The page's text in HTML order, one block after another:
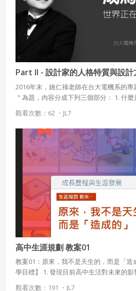
Part II - 設計家的人格特質與設計
2016年末，姚仁祿老師在台大電機系的
＂為題，內容分成下列三個部分： 1. 什
觀看次數：62 ・ JL7
高中生涯規劃 教案01
教案01：原來，我不是天生的，而是「造
學目標】 1. 發現目前高中生活對未來的
生好奇，願意積極學習。 3. 能聯想現在的
觀看次數：191 ・ JL7